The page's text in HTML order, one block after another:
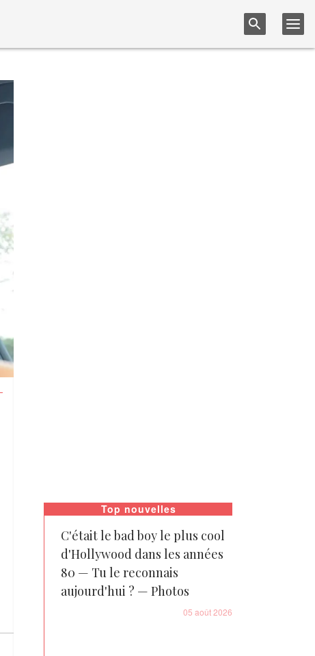
Top nouvelles
C'était le bad boy le plus cool
d'Hollywood dans les années
80 — Tu le reconnais
aujourd'hui ? — Photos
05 août 2026